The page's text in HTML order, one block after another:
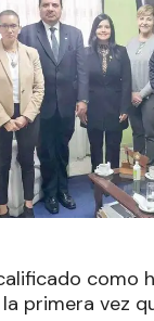
como
primera vez